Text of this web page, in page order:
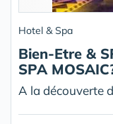
Hotel & Spa
Bien-Etre &
SPA
A la découverte